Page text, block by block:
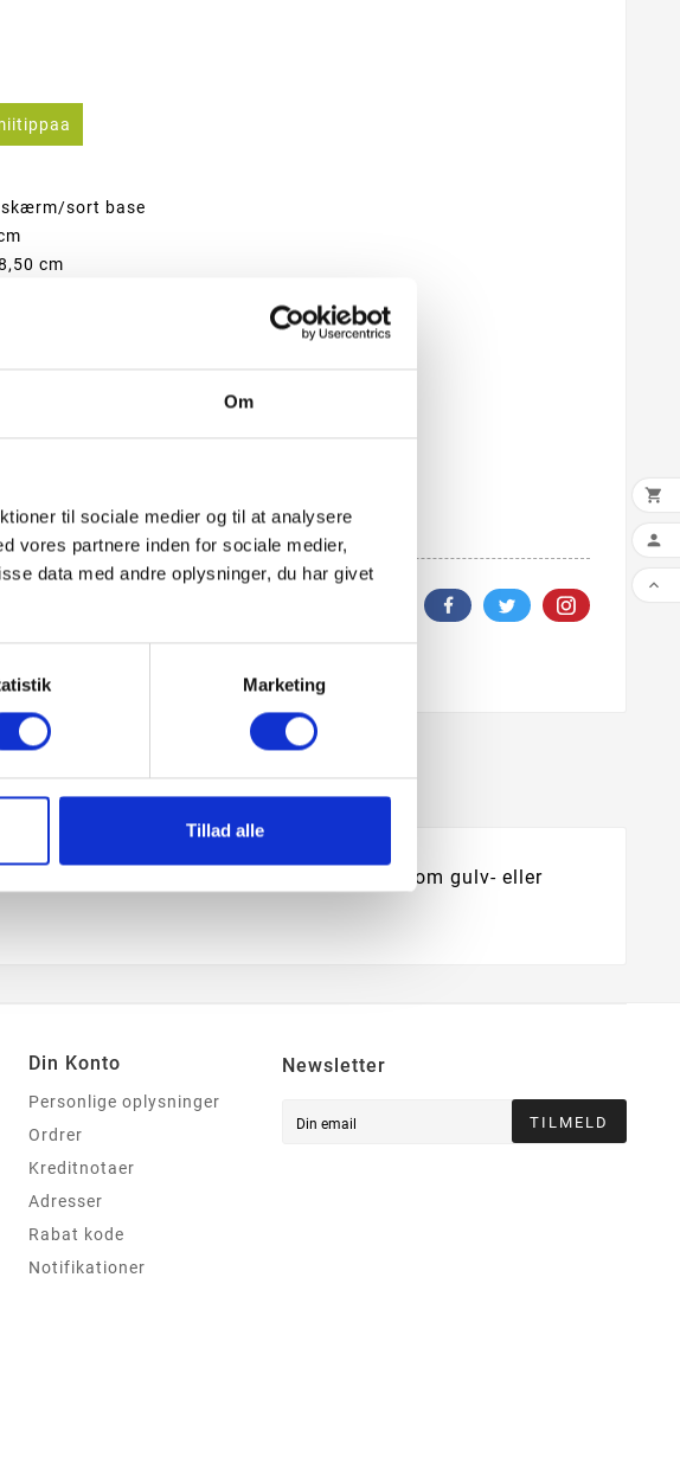
Om
til sociale medier og til at analysere
vores partnere inden for sociale medier,
data med andre oplysninger, du har givet
Marketing
Tillad alle
skærm/sort base
cm
I KURV
glasskærm, med sort stativ. Lampen fås som gulv- eller
Din Konto
Personlige oplysninger
Ordrer
Kreditnotaer
Adresser
Rabat kode
Notifikationer
Newsletter
TILMELD


